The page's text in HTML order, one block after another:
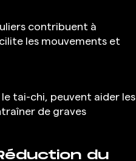
contribuent à
les mouvements et
tai-chi, peuvent aider les
de graves
du